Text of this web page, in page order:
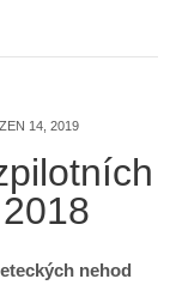
14, 2019
nehod